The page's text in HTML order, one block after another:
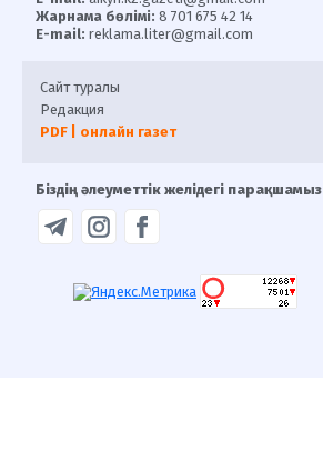
Жарнама бөлімі: 8 701 675 42 14
E-mail: reklama.liter@gmail.com
Сайт туралы
Редакция
PDF | онлайн газет
Біздің әлеуметтік желідегі парақшамыз